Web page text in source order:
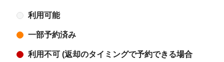
利用可能
一部予約済み
利用不可 (返却のタイミングで予約できる場合